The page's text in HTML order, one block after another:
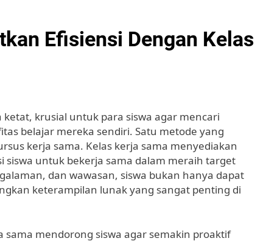
Efisiensi Dengan Kelas
krusial untuk para siswa agar mencari
belajar mereka sendiri. Satu metode yang
kerja sama. Kelas kerja sama menyediakan
siswa untuk bekerja sama dalam meraih target
dan wawasan, siswa bukan hanya dapat
keterampilan lunak yang sangat penting di
mendorong siswa agar semakin proaktif